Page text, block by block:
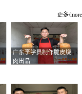
更多/more
广东李学员制作脆皮烧
肉出品